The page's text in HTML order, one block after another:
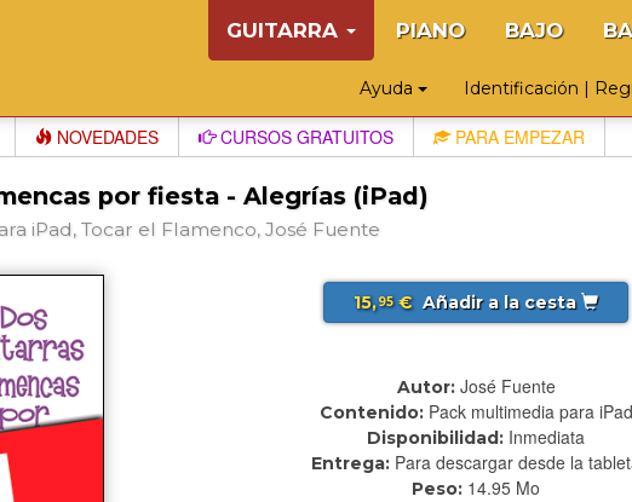
GUITARRA PIANO BAJO
Ayuda Identificación |
NOVEDADES CURSOS GRATUITOS PARA EMPEZAR
por fiesta - Alegrías (iPad)
iPad, Tocar el Flamenco, José Fuente
15,95€ Añadir a la cesta
Autor: José Fuente
Contenido: Pack multimedia para iPad
Disponibilidad: Inmediata
Entrega: Para descargar desde la
Peso: 14.95 Mo